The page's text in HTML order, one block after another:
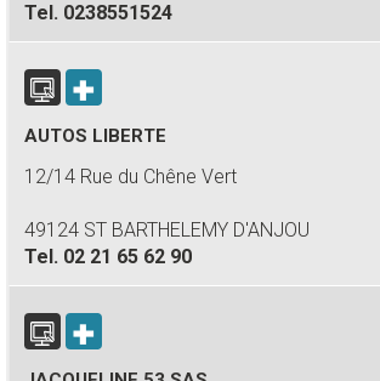
Tel. 0238551524
AUTOS LIBERTE
12/14 Rue du Chêne Vert
49124 ST BARTHELEMY D'ANJOU
Tel. 02 21 65 62 90